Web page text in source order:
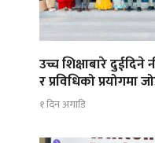
उच्च शिक्षाबारे दुईदिने
र प्रविधिको प्रयोगमा
१ दिन अगाडि